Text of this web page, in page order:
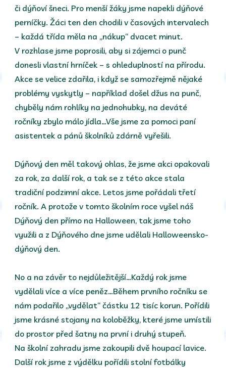
či dýňoví šneci. Pro menší žáky jsme napekli dýňové
perníčky. Žáci ten den chodili v časových intervalech
– každá třída měla na „nákup“ dvacet minut.
V rozhlase jsme poprosili, aby si zájemci o punč
donesli vlastní hrníček – s ohleduplností na přírodu.
Akce se velice zdařila, i když se samozřejmě nějaké
problémy vyskytly – například došel džus na punč,
chyběly nám rohlíky na jednohubky, na deváté
ročníky zbylo málo jídla…Vše jsme za pomoci paní
asistentek a pánů školníků zdárně vyřešili.
Dýňový den měl takový ohlas, že jsme akci opakovali
za rok, za další rok, a tak se z této akce stala
tradiční podzimní akce. Letos jsme pořádali třetí
ročník. A protože v tomto školním roce vyšel náš
Dýňový den přímo na Halloween, tak jsme toho
využili a z Dýňového dne jsme udělali Halloweensko-
dýňový den.
No a na závěr to nejdůležitější…Každý rok jsme
vydělali více a více peněz…Během prvního ročníku se
nám podařilo „vydělat“ částku 12 tisíc korun. Pořídili
jsme krásné stojany na koloběžky, které jsme umístili
do prostor před šatny na první i druhý stupeň.
Na školní zahradu jsme zakoupili dvě houpací lavice.
Další rok jsme z výdělku pořídili stolní fotbálky